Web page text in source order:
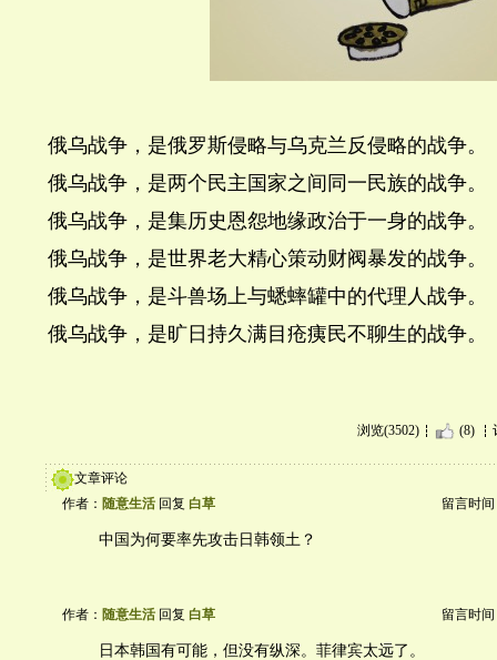
俄乌战争，是俄罗斯侵略与乌克兰反侵略的战争。
俄乌战争，是两个民主国家之间同一民族的战争。
俄乌战争，是集历史恩怨地缘政治于一身的战争。
俄乌战争，是世界老大精心策动财阀暴发的战争。
俄乌战争，是斗兽场上与蟋蟀罐中的代理人战争。
俄乌战争，是旷日持久满目疮痍民不聊生的战争。
浏览(3502) (8)
文章评论
作者： 随意生活 回复 白草 留言时间
中国为何要率先攻击日韩领土？
作者： 随意生活 回复 白草 留言时间
日本韩国有可能，但没有纵深。菲律宾太远了。